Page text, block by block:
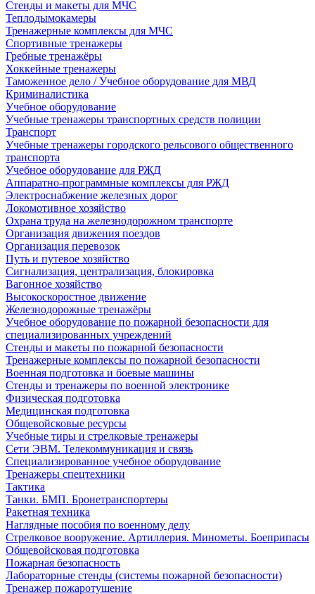
Стенды и макеты для МЧС
Теплодымокамеры
Тренажерные комплексы для МЧС
Спортивные тренажеры
Гребные тренажёры
Хоккейные тренажеры
Таможенное дело / Учебное оборудование для МВД
Криминалистика
Учебное оборудование
Учебные тренажеры транспортных средств полиции
Транспорт
Учебные тренажеры городского рельсового общественного
транспорта
Учебное оборудование для РЖД
Аппаратно-программные комплексы для РЖД
Электроснабжение железных дорог
Локомотивное хозяйство
Охрана труда на железнодорожном транспорте
Организация движения поездов
Организация перевозок
Путь и путевое хозяйство
Сигнализация, централизация, блокировка
Вагонное хозяйство
Высокоскоростное движение
Железнодорожные тренажёры
Учебное оборудование по пожарной безопасности для
специализированных учреждений
Стенды и макеты по пожарной безопасности
Тренажерные комплексы по пожарной безопасности
Военная подготовка и боевые машины
Стенды и тренажеры по военной электронике
Физическая подготовка
Медицинская подготовка
Общевойсковые ресурсы
Учебные тиры и стрелковые тренажеры
Сети ЭВМ. Телекоммуникация и связь
Специализированное учебное оборудование
Тренажеры спецтехники
Тактика
Танки. БМП. Бронетранспортеры
Ракетная техника
Наглядные пособия по военному делу
Стрелковое вооружение. Артиллерия. Минометы. Боеприпасы
Общевойсковая подготовка
Пожарная безопасность
Лабораторные стенды (системы пожарной безопасности)
Тренажер пожаротушение